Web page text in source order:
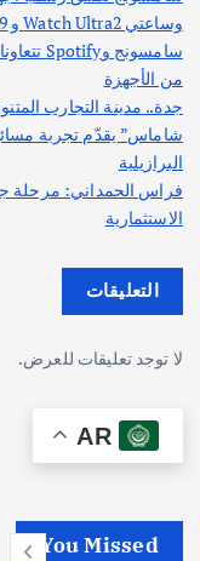
وساعتي Watch Ultra2 و Watch9 في السعودية
من الأجهزة
جدة.. مدينة التجارب
شاماس” يقدّم تجربة
البرازيلية
فراس الحمداني: مرحلة
الاستثمارية
التعليقات
لا توجد تعليقات للعرض.
AR
You Missed